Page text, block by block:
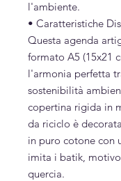
l'ambiente.
• Caratteristiche
Questa agenda
formato A5 (15x21
l'armonia perfetta
sostenibilità
copertina rigida in
da riciclo è
in puro cotone con
imita i batik,
quercia.